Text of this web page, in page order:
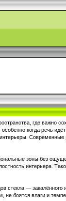
где важно
когда речь
Современные
зоны без
интерьера.
стекла —
боятся влаги и